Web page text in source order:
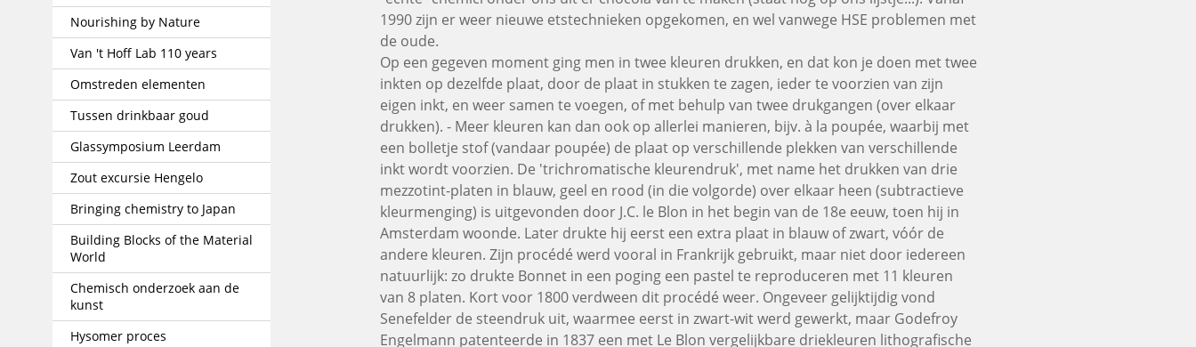
1990 zijn er weer nieuwe etstechnieken opgekomen, en wel vanwege HSE problemen met
de oude.
Op een gegeven moment ging men in twee kleuren drukken, en dat kon je doen met twee
inkten op dezelfde plaat, door de plaat in stukken te zagen, ieder te voorzien van zijn
eigen inkt, en weer samen te voegen, of met behulp van twee drukgangen (over elkaar
drukken). - Meer kleuren kan dan ook op allerlei manieren, bijv. à la poupée, waarbij met
een bolletje stof (vandaar poupée) de plaat op verschillende plekken van verschillende
inkt wordt voorzien. De 'trichromatische kleurendruk', met name het drukken van drie
mezzotint-platen in blauw, geel en rood (in die volgorde) over elkaar heen (subtractieve
kleurmenging) is uitgevonden door J.C. le Blon in het begin van de 18e eeuw, toen hij in
Amsterdam woonde. Later drukte hij eerst een extra plaat in blauw of zwart, vóór de
andere kleuren. Zijn procédé werd vooral in Frankrijk gebruikt, maar niet door iedereen
natuurlijk: zo drukte Bonnet in een poging een pastel te reproduceren met 11 kleuren
van 8 platen. Kort voor 1800 verdween dit procédé weer. Ongeveer gelijktijdig vond
Senefelder de steendruk uit, waarmee eerst in zwart-wit werd gewerkt, maar Godefroy
Engelmann patenteerde in 1837 een met Le Blon vergelijkbare driekleuren lithografische
Nourishing by Nature
Van 't Hoff Lab 110 years
Omstreden elementen
Tussen drinkbaar goud
Glassymposium Leerdam
Zout excursie Hengelo
Bringing chemistry to Japan
Building Blocks of the Material
World
Chemisch onderzoek aan de
kunst
Hysomer proces